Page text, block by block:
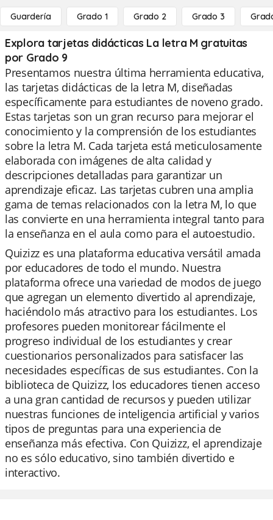
Guardería Grado 1 Grado 2 Grado 3
Explora tarjetas didácticas La letra M gratuitas
por Grado 9
Presentamos nuestra última herramienta educativa,
las tarjetas didácticas de la letra M, diseñadas
específicamente para estudiantes de noveno grado.
Estas tarjetas son un gran recurso para mejorar el
conocimiento y la comprensión de los estudiantes
sobre la letra M. Cada tarjeta está meticulosamente
elaborada con imágenes de alta calidad y
descripciones detalladas para garantizar un
aprendizaje eficaz. Las tarjetas cubren una amplia
gama de temas relacionados con la letra M, lo que
las convierte en una herramienta integral tanto para
la enseñanza en el aula como para el autoestudio.
Quizizz es una plataforma educativa versátil amada
por educadores de todo el mundo. Nuestra
plataforma ofrece una variedad de modos de juego
que agregan un elemento divertido al aprendizaje,
haciéndolo más atractivo para los estudiantes. Los
profesores pueden monitorear fácilmente el
progreso individual de los estudiantes y crear
cuestionarios personalizados para satisfacer las
necesidades específicas de sus estudiantes. Con la
biblioteca de Quizizz, los educadores tienen acceso
a una gran cantidad de recursos y pueden utilizar
nuestras funciones de inteligencia artificial y varios
tipos de preguntas para una experiencia de
enseñanza más efectiva. Con Quizizz, el aprendizaje
no es sólo educativo, sino también divertido e
interactivo.